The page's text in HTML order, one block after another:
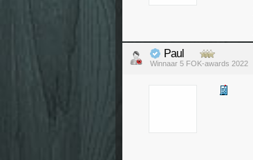
Paul
Winnaar 5 FOK-awards 2022